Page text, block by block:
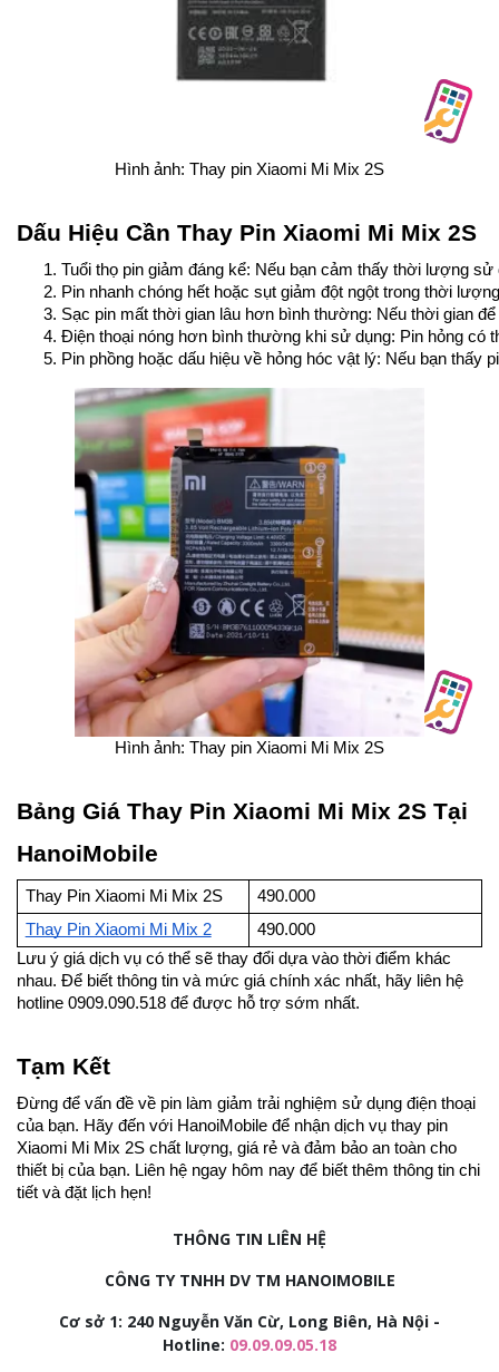
Hình ảnh: Thay pin Xiaomi Mi Mix 2S
Dấu Hiệu Cần Thay Pin Xiaomi Mi Mix 2S
Tuổi thọ pin giảm đáng kể: Nếu bạn cảm thấy thời lượng
Pin nhanh chóng hết hoặc sụt giảm đột ngột trong thời
Sạc pin mất thời gian lâu hơn bình thường: Nếu thời gian
Điện thoại nóng hơn bình thường khi sử dụng: Pin hỏng có
Pin phồng hoặc dấu hiệu về hỏng hóc vật lý: Nếu bạn thấy
Hình ảnh: Thay pin Xiaomi Mi Mix 2S
Bảng Giá Thay Pin Xiaomi Mi Mix 2S Tại
HanoiMobile
Thay Pin Xiaomi Mi Mix 2S
490.000
Thay Pin Xiaomi Mi Mix 2
490.000
Lưu ý giá dịch vụ có thể sẽ thay đổi dựa vào thời điểm khác
nhau. Để biết thông tin và mức giá chính xác nhất, hãy liên hệ
hotline 0909.090.518 để được hỗ trợ sớm nhất.
Tạm Kết
Đừng để vấn đề về pin làm giảm trải nghiệm sử dụng điện thoại
của bạn. Hãy đến với HanoiMobile để nhận dịch vụ thay pin
Xiaomi Mi Mix 2S chất lượng, giá rẻ và đảm bảo an toàn cho
thiết bị của bạn. Liên hệ ngay hôm nay để biết thêm thông tin chi
tiết và đặt lịch hẹn!
THÔNG TIN LIÊN HỆ
CÔNG TY TNHH DV TM HANOIMOBILE
Cơ sở 1: 240 Nguyễn Văn Cừ, Long Biên, Hà Nội -
Hotline: 09.09.09.05.18